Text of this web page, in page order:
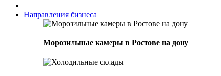
Направления бизнеса
Морозильные камеры в Ростове на дону